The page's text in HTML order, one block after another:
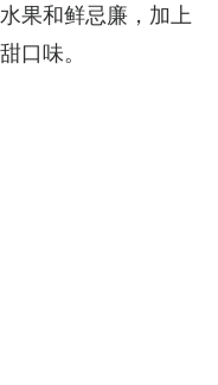
果和鲜忌廉，加上
口味。